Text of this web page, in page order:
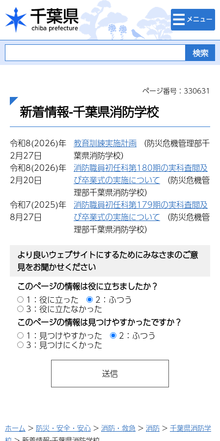
千葉県
検索・メニュ
ー
ページ番号：330631
新着情報-千葉県消防学校
令和8(2026)年
2月27日
教育訓練実施計画
葉県消防学校）
令和8(2026)年
2月20日
消防職員初任科第180期の実科査閲及
び卒業式の実施について
理部千葉県消防学校）
令和7(2025)年
8月27日
消防職員初任科第179期の実科査閲及
び卒業式の実施について
理部千葉県消防学校）
より良いウェブサイトにするためにみなさまのご意
見をお聞かせください
このページの情報は役に立ちましたか？
1：役に立った
2：ふつう
3：役に立たなかった
このページの情報は見つけやすかったですか？
1：見つけやすかった
2：ふつう
3：見つけにくかった
ホーム > 防災・安全・安心 > 消防・救急 > 消防 > 千葉県消防学